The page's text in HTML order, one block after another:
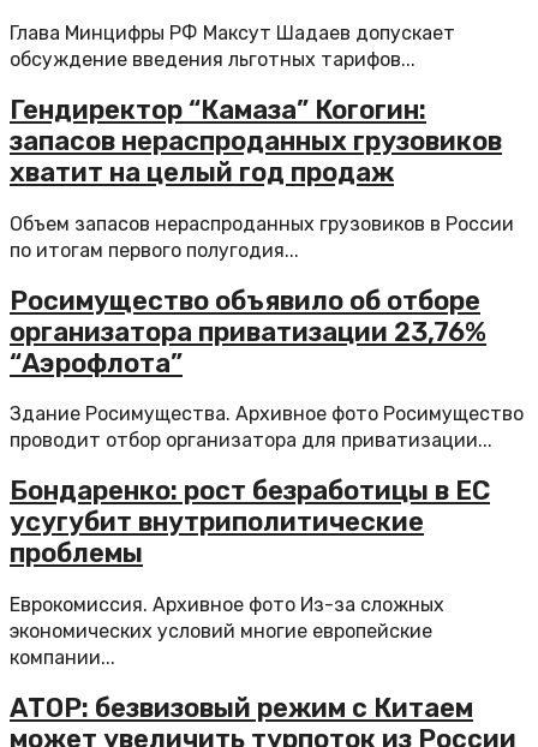
Глава Минцифры РФ Максут Шадаев допускает
обсуждение введения льготных тарифов...
Гендиректор “Камаза” Когогин:
запасов нераспроданных грузовиков
хватит на целый год продаж
Объем запасов нераспроданных грузовиков в России
по итогам первого полугодия...
Росимущество объявило об отборе
организатора приватизации 23,76%
“Аэрофлота”
Здание Росимущества. Архивное фото Росимущество
проводит отбор организатора для приватизации...
Бондаренко: рост безработицы в ЕС
усугубит внутриполитические
проблемы
Еврокомиссия. Архивное фото Из-за сложных
экономических условий многие европейские
компании...
АТОР: безвизовый режим с Китаем
может увеличить турпоток из России